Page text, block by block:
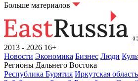
Больше материалов
2013 - 2026 16+
Новости Экономика Бизнес Люди
Регионы Дальнего Востока
Республика Бурятия Иркутская область